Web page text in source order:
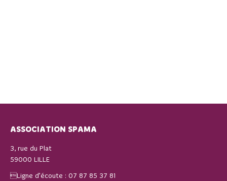
ASSOCIATION SPAMA
3, rue du Plat
59000 LILLE
Ligne d’écoute : 07 87 85 37 81